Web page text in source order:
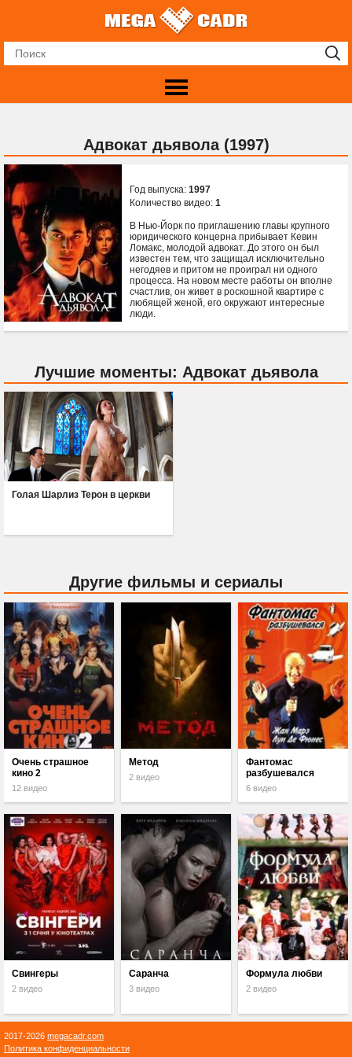
Адвокат дьявола (1997)
Год выпуска: 1997
Количество видео: 1
В Нью-Йорк по приглашению главы крупного
юридического концерна прибывает Кевин
Ломакс, молодой адвокат. До этого он был
известен тем, что защищал исключительно
негодяев и притом не проиграл ни одного
процесса. На новом месте работы он вполне
счастлив, он живет в роскошной квартире с
любящей женой, его окружают интересные
люди.
Лучшие моменты: Адвокат дьявола
Голая Шарлиз Терон в церкви
Другие фильмы и сериалы
Очень страшное
кино 2
12 видео
Метод
2 видео
Фантомас
разбушевался
6 видео
Свингеры
2 видео
Саранча
3 видео
Формула любви
2 видео
2017-2026 megacadr.com
Политика конфиденциальности